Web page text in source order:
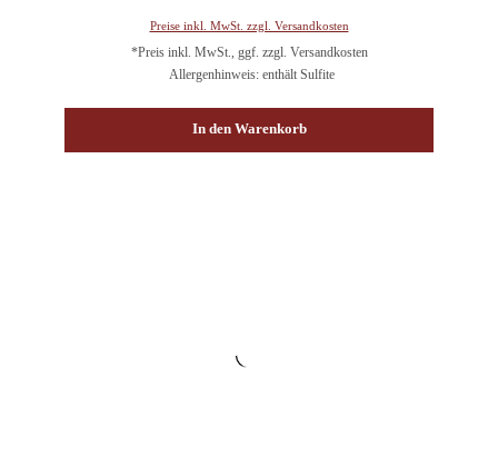
Preise inkl. MwSt. zzgl. Versandkosten
*Preis inkl. MwSt., ggf. zzgl. Versandkosten
Allergenhinweis: enthält Sulfite
In den Warenkorb